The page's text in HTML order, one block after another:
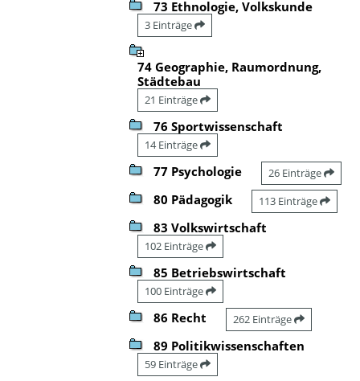
73 Ethnologie, Volkskunde
3 Einträge
74 Geographie, Raumordnung,
Städtebau
21 Einträge
76 Sportwissenschaft
14 Einträge
77 Psychologie 26 Einträge
80 Pädagogik 113 Einträge
83 Volkswirtschaft
102 Einträge
85 Betriebswirtschaft
100 Einträge
86 Recht 262 Einträge
89 Politikwissenschaften
59 Einträge